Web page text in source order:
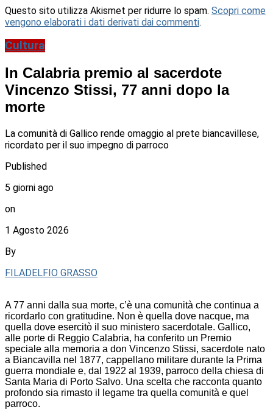
Questo sito utilizza Akismet per ridurre lo spam. Scopri come
vengono elaborati i dati derivati dai commenti.
Cultura
In Calabria premio al sacerdote
Vincenzo Stissi, 77 anni dopo la
morte
La comunità di Gallico rende omaggio al prete biancavillese,
ricordato per il suo impegno di parroco
Published
5 giorni ago
on
1 Agosto 2026
By
FILADELFIO GRASSO
A 77 anni dalla sua morte, c’è una comunità che continua a
ricordarlo con gratitudine. Non è quella dove nacque, ma
quella dove esercitò il suo ministero sacerdotale. Gallico,
alle porte di Reggio Calabria, ha conferito un Premio
speciale alla memoria a don Vincenzo Stissi, sacerdote nato
a Biancavilla nel 1877, cappellano militare durante la Prima
guerra mondiale e, dal 1922 al 1939, parroco della chiesa di
Santa Maria di Porto Salvo. Una scelta che racconta quanto
profondo sia rimasto il legame tra quella comunità e quel
parroco.